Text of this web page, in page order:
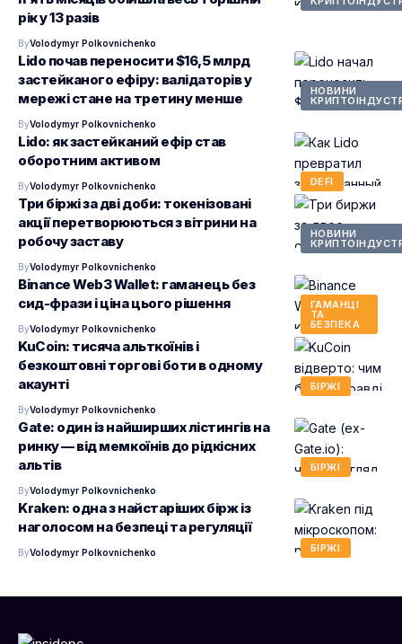
рік у 13 разів
ByVolodymyr Polkovnichenko
НОВИНИ
Lido почав переносити $16,5 млрд
застейканого ефіру: валідаторів у
мережі стане на третину менше
ByVolodymyr Polkovnichenko
DEFI
Lido: як застейканий ефір став
оборотним активом
ByVolodymyr Polkovnichenko
НОВИНИ
Три біржі за дві доби: токенізовані
акції перетворюються з вітрини на
робочу заставу
ByVolodymyr Polkovnichenko
ГАМАНЦІ
ТА
БЕЗПЕКА
Binance Web3 Wallet: гаманець без
сид-фрази і ціна цього рішення
ByVolodymyr Polkovnichenko
БІРЖІ
KuCoin: тисяча альткоїнів і
безкоштовні торгові боти в одному
акаунті
ByVolodymyr Polkovnichenko
БІРЖІ
Gate: один із найширших лістингів на
ринку — від мемкоїнів до рідкісних
альтів
ByVolodymyr Polkovnichenko
БІРЖІ
Kraken: одна з найстаріших бірж із
наголосом на безпеці та регуляції
ByVolodymyr Polkovnichenko